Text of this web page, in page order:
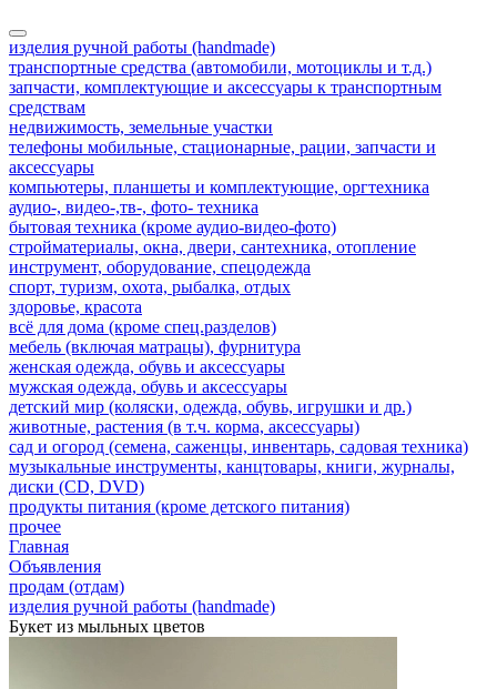
изделия ручной работы (handmade)
транспортные средства (автомобили, мотоциклы и т.д.)
запчасти, комплектующие и аксессуары к транспортным
средствам
недвижимость, земельные участки
телефоны мобильные, стационарные, рации, запчасти и
аксессуары
компьютеры, планшеты и комплектующие, оргтехника
аудио-, видео-,тв-, фото- техника
бытовая техника (кроме аудио-видео-фото)
стройматериалы, окна, двери, сантехника, отопление
инструмент, оборудование, спецодежда
спорт, туризм, охота, рыбалка, отдых
здоровье, красота
всё для дома (кроме спец.разделов)
мебель (включая матрацы), фурнитура
женская одежда, обувь и аксессуары
мужская одежда, обувь и аксессуары
детский мир (коляски, одежда, обувь, игрушки и др.)
животные, растения (в т.ч. корма, аксессуары)
сад и огород (семена, саженцы, инвентарь, садовая техника)
музыкальные инструменты, канцтовары, книги, журналы,
диски (CD, DVD)
продукты питания (кроме детского питания)
прочее
Главная
Объявления
продам (отдам)
изделия ручной работы (handmade)
Букет из мыльных цветов